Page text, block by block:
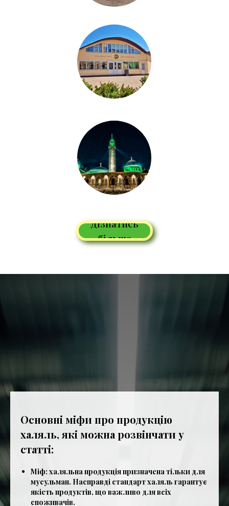
Дізнатись
більше
Основні міфи про продукцію
халяль, які можна розвінчати у
статті:
Міф: халяльна продукція призначена тільки для
мусульман. Насправді стандарт халяль гарантує
якість продуктів, що важливо для всіх
споживачів.